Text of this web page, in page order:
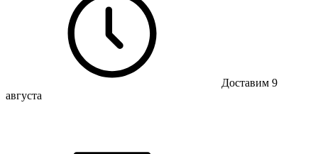
Доставим 9
августа